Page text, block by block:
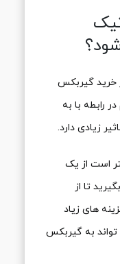
خرید گیربکس
رابطه با به
زیادی دارد.
است از یک
تا از
های زیاد
تواند به گیربکس